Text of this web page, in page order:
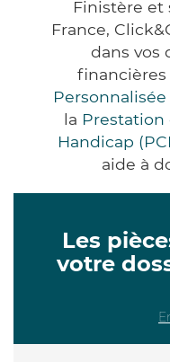
Finistère et
France,
dans vos
la
Handicap
aide à
Les
votre